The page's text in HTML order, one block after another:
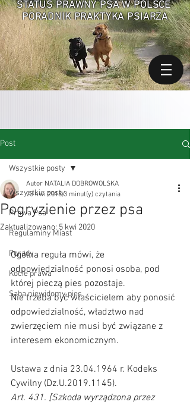
STATUS PRAWNY PSA W POLSCE
PORADNIK PRAKTYKA PSIARZA
Post
Wszystkie posty
Prawa Psa
Regulaminy Miast
Porady
Kocie prawa
Saba niewidomy pies
Wszystkie posty
Pogryzienie przez psa
Autor NATALIA DOBROWOLSKA
23 kwi 2018 3 minut(y) czytania
Zaktualizowano:5 kwi 2020
Ogólna reguła mówi, że
odpowiedzialność ponosi osoba, pod
której pieczą pies pozostaje.
Nie trzeba być właścicielem aby ponosić
odpowiedzialność, władztwo nad
zwierzęciem nie musi być związane z
interesem ekonomicznym.
Ustawa z dnia 23.04.1964 r. Kodeks
Cywilny (Dz.U.2019.1145).
Art. 431. [Szkoda wyrządzona przez